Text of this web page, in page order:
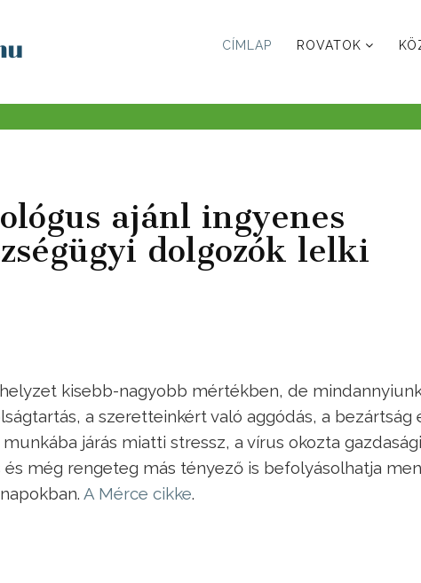
CÍMLAP ROVATOK
ajánl ingyenes
dolgozók lelki
kisebb-nagyobb mértékben, de
a szeretteinkért való aggódás, a bezártság
járás miatti stressz, a vírus okozta
még rengeteg más tényező is befolyásolhatja
A Mérce cikke.